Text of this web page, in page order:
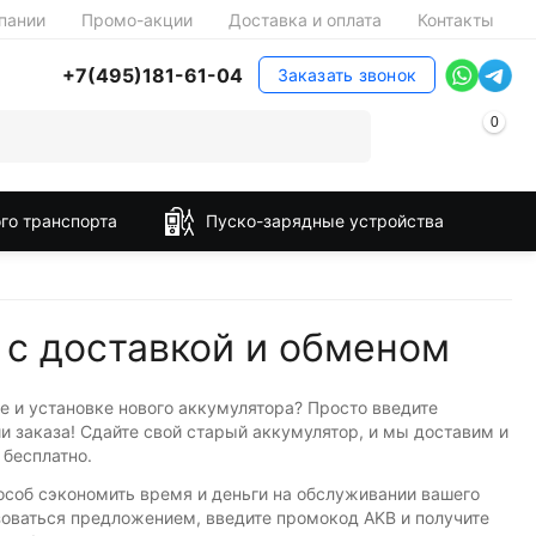
Промо-акции Доставка и оплата Контакты
+7(495)181-61-04 Заказать звонок
0
транспорта Пуско-зарядные устройства
доставкой и обменом
и установке нового аккумулятора? Просто введите
заказа! Сдайте свой старый аккумулятор, и мы доставим и
сэкономить время и деньги на обслуживании вашего
предложением, введите промокод AKB и получите